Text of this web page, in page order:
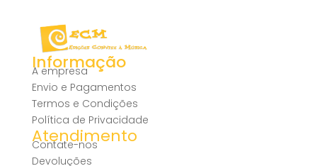
Informação
A empresa
Envio e Pagamentos
Termos e Condições
Política de Privacidade
Atendimento
Contate-nos
Devoluções